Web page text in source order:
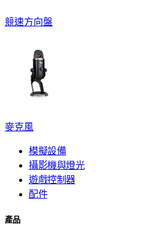
競速方向盤
麥克風
模擬設備
攝影機與燈光
遊戲控制器
配件
產品